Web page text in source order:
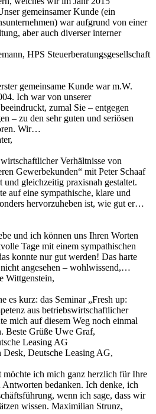
gemeinsamer Kunde (ein
war aufgrund von einer
aber auch diverser interner
HPS Steuerberatungsgesellschaft
gemeinsame Kunde war m.W.
Ich war von unserer
zumal Sie – entgegen
– zu den sehr guten und seriösen
Wir…
Verhältnisse von
Gewerbekunden“ mit Peter Schaaf
gleichzeitig praxisnah gestaltet.
auf eine sympathische, klare und
hervorzuheben ist, wie gut er…
und ich können uns Ihren Worten
Tage mit einem sympathischen
konnte nur gut werden! Das harte
angesehen – wohlwissend,…
Wittgenstein,
es kurz: das Seminar „Fresh up:
aus betriebswirtschaftlicher
mich auf diesem Weg noch einmal
Beste Grüße Uwe Graf,
Leasing AG
Deutsche Leasing AG,
ich mich ganz herzlich für Ihre
bedanken. Ich denke, ich
wenn ich sage, dass wir
wissen. Maximilian Strunz,